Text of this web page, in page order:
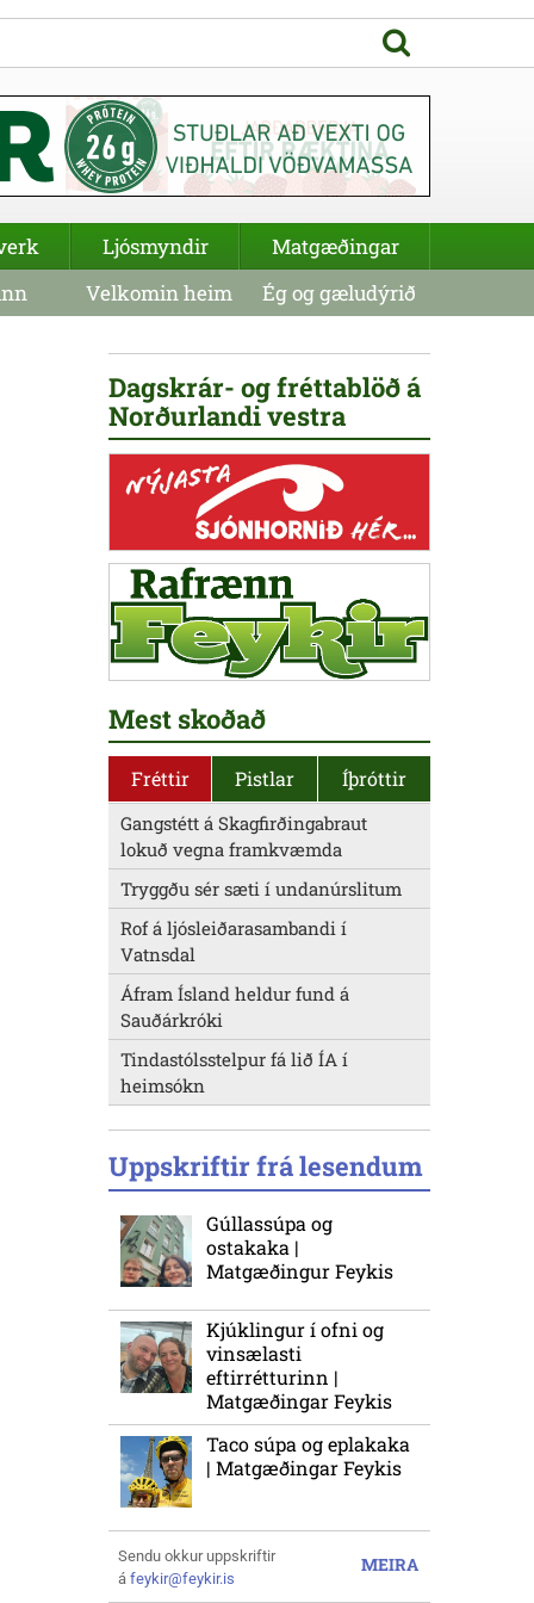
Dagskrár- og fréttablöð á
Norðurlandi vestra
Mest skoðað
Fréttir Pistlar Íþróttir
Gangstétt á Skagfirðingabraut
lokuð vegna framkvæmda
Tryggðu sér sæti í undanúrslitum
Rof á ljósleiðarasambandi í
Vatnsdal
Áfram Ísland heldur fund á
Sauðárkróki
Tindastólsstelpur fá lið ÍA í
heimsókn
Uppskriftir frá lesendum
Gúllassúpa og
ostakaka |
Matgæðingur Feykis
Kjúklingur í ofni og
vinsælasti
eftirrétturinn |
Matgæðingar Feykis
Taco súpa og eplakaka
| Matgæðingar Feykis
MEIRA
Sendu okkur uppskriftir
á feykir@feykir.is
Ljósmyndir
Matgæðingar
Velkomin heim Ég og gæludýrið